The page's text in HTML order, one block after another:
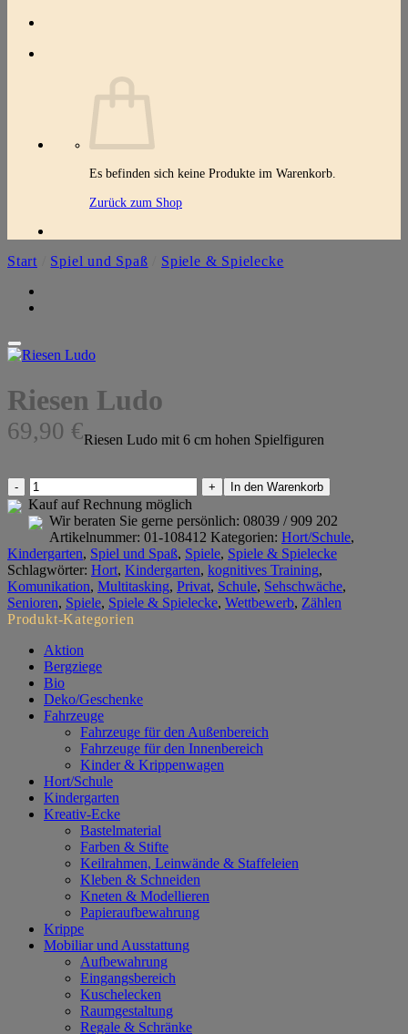
Es befinden sich keine Produkte im Warenkorb.
Zurück zum Shop
Start Spiel und Spaß Spiele & Spielecke
Riesen Ludo
69,90 €Riesen Ludo mit 6 cm hohen Spielfiguren
Riesen
Ludo
Menge
In den Warenkorb
Kauf auf Rechnung möglich
Wir beraten Sie gerne persönlich: 08039 / 909 202
Artikelnummer: 01-108412 Kategorien: Hort/Schule,
Kindergarten, Spiel und Spaß, Spiele, Spiele & Spielecke
Schlagwörter: Hort, Kindergarten, kognitives Training,
Komunikation, Multitasking, Privat, Schule, Sehschwäche,
Senioren, Spiele, Spiele & Spielecke, Wettbewerb, Zählen
Produkt-Kategorien
Aktion
Bergziege
Bio
Deko/Geschenke
Fahrzeuge
Fahrzeuge für den Außenbereich
Fahrzeuge für den Innenbereich
Kinder & Krippenwagen
Hort/Schule
Kindergarten
Kreativ-Ecke
Bastelmaterial
Farben & Stifte
Keilrahmen, Leinwände & Staffeleien
Kleben & Schneiden
Kneten & Modellieren
Papieraufbewahrung
Krippe
Mobiliar und Ausstattung
Aufbewahrung
Eingangsbereich
Kuschelecken
Raumgestaltung
Regale & Schränke